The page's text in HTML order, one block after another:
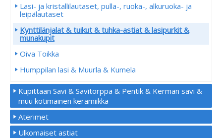
Lasi- ja kristallilautaset, pulla-, ruoka-, alkuruoka- ja
leipälautaset
Kynttilänjalat & tuikut & tuhka-astiat & lasipurkit &
munakupit
Oiva Toikka
Humppilan lasi & Muurla & Kumela
Kupittaan Savi & Savitorppa & Pentik & Kerman savi &
muu kotimainen keramiikka
Aterimet
Ulkomaiset astiat